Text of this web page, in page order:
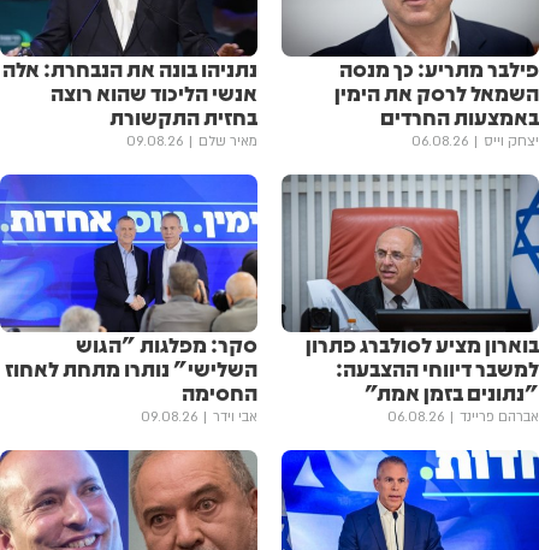
פילבר מתריע: כך מנסה
השמאל לרסק את הימין
באמצעות החרדים
יצחק וייס 06.08.26
נתניהו בונה את הנבחרת: אלה
אנשי הליכוד שהוא רוצה
בחזית התקשורת
מאיר שלם 09.08.26
בוארון מציע לסולברג פתרון
למשבר דיווחי ההצבעה:
"נתונים בזמן אמת"
אברהם פריינד 06.08.26
סקר: מפלגות "הגוש
השלישי" נותרו מתחת לאחוז
החסימה
אבי וידר 09.08.26